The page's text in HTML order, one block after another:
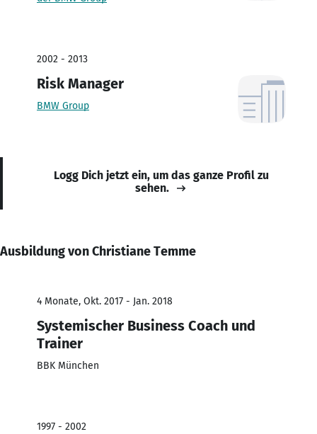
2002 - 2013
Risk Manager
BMW Group
Logg Dich jetzt ein, um das ganze Profil zu
sehen.
Ausbildung von Christiane Temme
4 Monate, Okt. 2017 - Jan. 2018
Systemischer Business Coach und
Trainer
BBK München
1997 - 2002